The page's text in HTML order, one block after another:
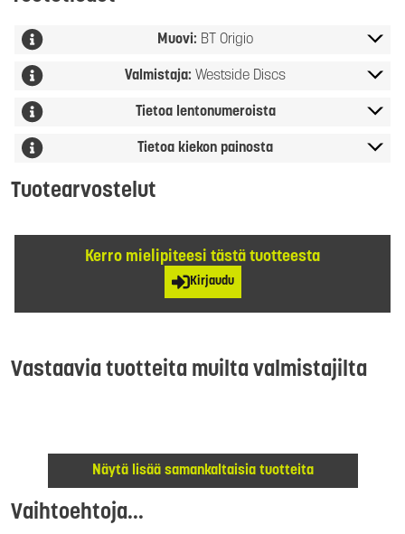
Muovi: BT Origio
Valmistaja: Westside Discs
Tietoa lentonumeroista
Tietoa kiekon painosta
Tuotearvostelut
Kerro mielipiteesi tästä tuotteesta
Kirjaudu
Vastaavia tuotteita muilta valmistajilta
Näytä lisää samankaltaisia tuotteita
Vaihtoehtoja...